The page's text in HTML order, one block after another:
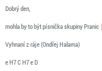
Dobrý den,
mohla by to být písnička skupiny Pranic
Vyhnaní z ráje (Ondřej Halama)
e H7 C H7 e D